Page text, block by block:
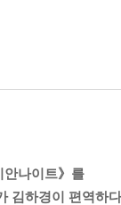
안나이트》를
김하경이 편역하다